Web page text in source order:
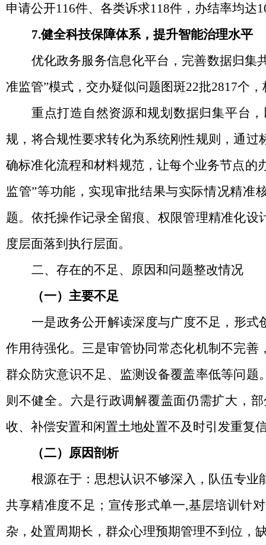
申请公开116件、各类诉求118件，办结率均达
7.健全科技保障体系，提升智能治理水平
优化政务服务信息化平台，完善数据归集
准监管”模式，交办疑似问题图斑22批2817个
重点打造自然资源和规划数据归集平台
规，将合规性要求转化为系统刚性规则，通
确标准化流程和材料规范，让每个业务节点
监管”等功能，实现审批结果与实际情况精准
题。依托操作记录全留痕、权限管理精准化
度层面落到执行层面。
二、存在的不足、原因和问题整改情况
（一）主要不足
一是政务公开解读深度与广度不足，形
作用待强化。三是审管协同常态化机制不完
群众防灾意识不足、监测设备覆盖率低等问
则不健全。六是行政调解覆盖面仍需扩大，
收、补偿安置和闲置土地处置不及时引发重复
（二）原因剖析
根源在于：思想认识不够深入，队伍专
共享精准度不足；宣传形式单一,基层培训针
杂，处置周期长，群众心理预期管理不到位，